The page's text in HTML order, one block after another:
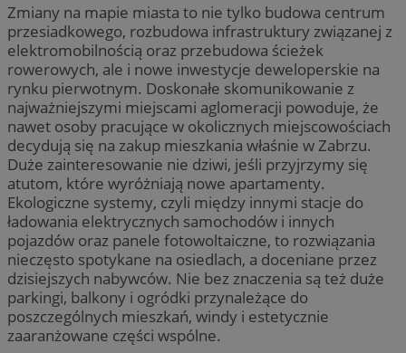
Zmiany na mapie miasta to nie tylko budowa centrum
przesiadkowego, rozbudowa infrastruktury związanej z
elektromobilnością oraz przebudowa ścieżek
rowerowych, ale i nowe inwestycje deweloperskie na
rynku pierwotnym. Doskonałe skomunikowanie z
najważniejszymi miejscami aglomeracji powoduje, że
nawet osoby pracujące w okolicznych miejscowościach
decydują się na zakup mieszkania właśnie w Zabrzu.
Duże zainteresowanie nie dziwi, jeśli przyjrzymy się
atutom, które wyróżniają nowe apartamenty.
Ekologiczne systemy, czyli między innymi stacje do
ładowania elektrycznych samochodów i innych
pojazdów oraz panele fotowoltaiczne, to rozwiązania
nieczęsto spotykane na osiedlach, a doceniane przez
dzisiejszych nabywców. Nie bez znaczenia są też duże
parkingi, balkony i ogródki przynależące do
poszczególnych mieszkań, windy i estetycznie
zaaranżowane części wspólne.